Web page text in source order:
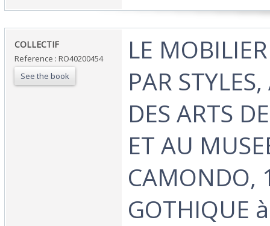
‎COLLECTIF‎
Reference : RO40200454
See the book
‎LE
PAR
DES ARTS
ET AU
CAMONDO,
GOTHIQUE